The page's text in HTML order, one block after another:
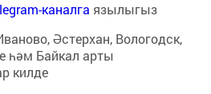
каналга язылыгыз